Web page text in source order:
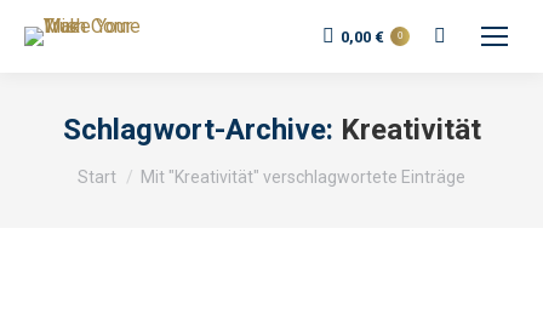
0,00 € 0 Search:
Schlagwort-Archive: Kreativität
Start Mit "Kreativität" verschlagwortete Einträge